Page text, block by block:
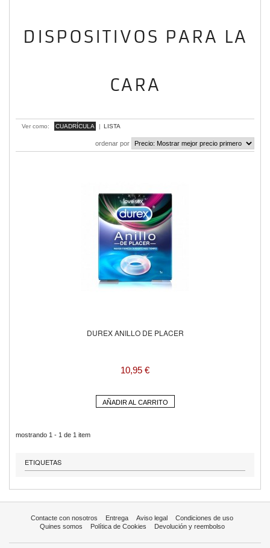
DISPOSITIVOS PARA LA
CARA
Ver como: CUADRÍCULA | LISTA
ordenar por
DUREX ANILLO DE PLACER
10,95 €
AÑADIR AL CARRITO
mostrando 1 - 1 de 1 item
ETIQUETAS
Contacte con nosotros Entrega Aviso legal
Condiciones de uso
Quines somos
Política de Cookies Devolución y reembolso